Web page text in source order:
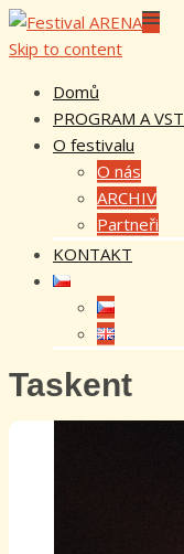
Skip to content
Domů
PROGRAM A
O festivalu
O nás
ARCHIV
Partneři
KONTAKT
Taskent